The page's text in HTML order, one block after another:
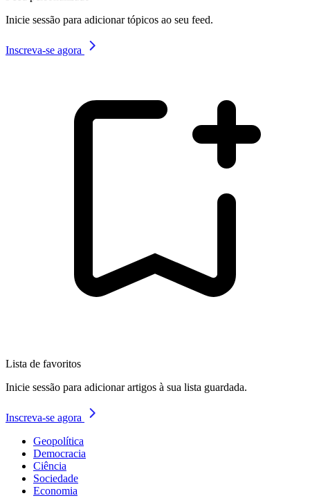
Inicie sessão para adicionar tópicos ao seu feed.
Inscreva-se agora
Lista de favoritos
Inicie sessão para adicionar artigos à sua lista guardada.
Inscreva-se agora
Geopolítica
Democracia
Ciência
Sociedade
Economia